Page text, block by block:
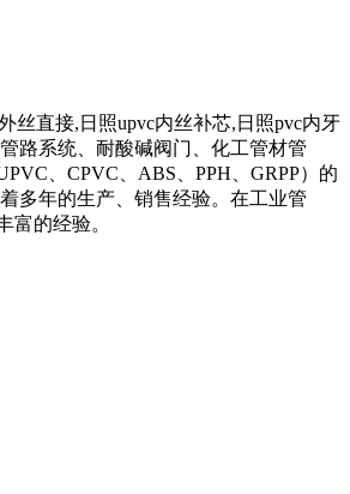
丝直接,日照upvc内丝补芯,日照pvc内牙
路系统、耐酸碱阀门、化工管材管
、CPVC、ABS、PPH、GRPP）的
多年的生产、销售经验。在工业管
富的经验。